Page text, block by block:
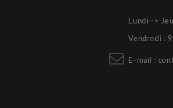
Lundi ->
Vendredi :
E-mail :